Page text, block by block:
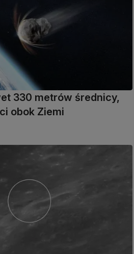
330 metrów średnicy,
obok Ziemi